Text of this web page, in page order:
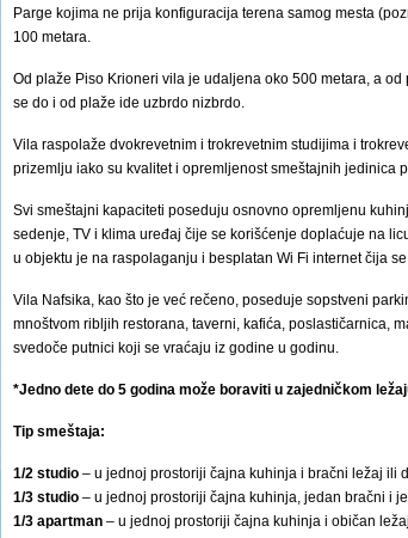
Parge kojima ne prija konfiguracija terena samog mesta
100 metara.
Od plaže Piso Krioneri vila je udaljena oko 500 metara, a
se do i od plaže ide uzbrdo nizbrdo.
Vila raspolaže dvokrevetnim i trokrevetnim studijima i
prizemlju iako su kvalitet i opremljenost smeštajnih jedinica
Svi smeštajni kapaciteti poseduju osnovno opremljenu
sedenje, TV i klima uređaj čije se korišćenje doplaćuje na
u objektu je na raspolaganju i besplatan Wi Fi internet čija
Vila Nafsika, kao što je već rečeno, poseduje sopstveni
mnoštvom ribljih restorana, taverni, kafića, poslastičarnica,
svedoče putnici koji se vraćaju iz godine u godinu.
*Jedno dete do 5 godina može boraviti u zajedničkom
Tip smeštaja:
1/2 studio – u jednoj prostoriji čajna kuhinja i bračni ležaj ili
1/3 studio – u jednoj prostoriji čajna kuhinja, jedan bračni i
1/3 apartman – u jednoj prostoriji čajna kuhinja i običan